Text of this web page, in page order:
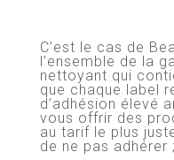
C’est le cas de
l’ensemble de la
nettoyant qui
que chaque label
d’adhésion élevé
vous offrir des
au tarif le plus
de ne pas adhérer